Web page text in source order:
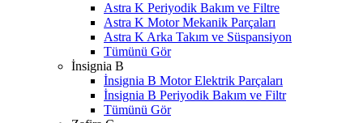
Astra K Periyodik Bakım ve Filtre
Astra K Motor Mekanik Parçaları
Astra K Arka Takım ve Süspansiyon
Tümünü Gör
İnsignia B
İnsignia B Motor Elektrik Parçaları
İnsignia B Periyodik Bakım ve Filtr
Tümünü Gör